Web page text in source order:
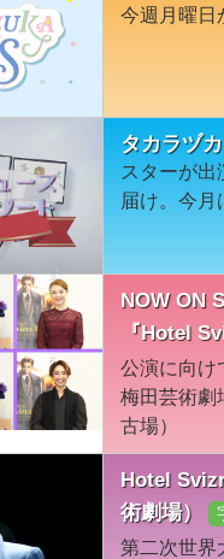
今週月曜日
タカラヅ
スターが出
届け。今月
NOW ON
『Hotel
公演に向け
梅田芸術劇
古場）
Hotel
術劇場）
第二次世界